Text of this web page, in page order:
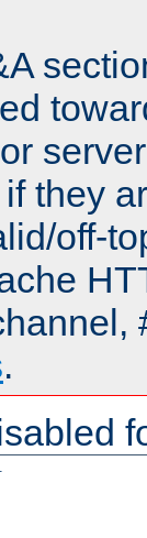
they
off-
.